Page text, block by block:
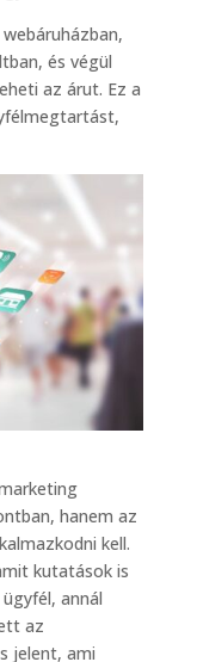
és végül
az árut. Ez a
hanem az
kell.
kutatások is
annál
az
jelent, ami